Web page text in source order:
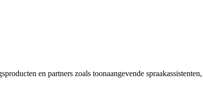
en partners zoals toonaangevende